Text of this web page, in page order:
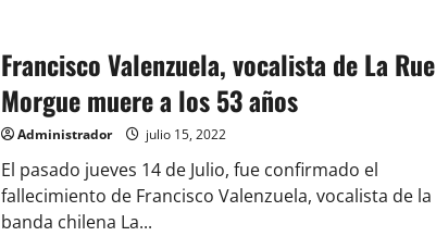
Francisco Valenzuela, vocalista de La Rue
Morgue muere a los 53 años
Administrador julio 15, 2022
El pasado jueves 14 de Julio, fue confirmado el
fallecimiento de Francisco Valenzuela, vocalista de la
banda chilena La...